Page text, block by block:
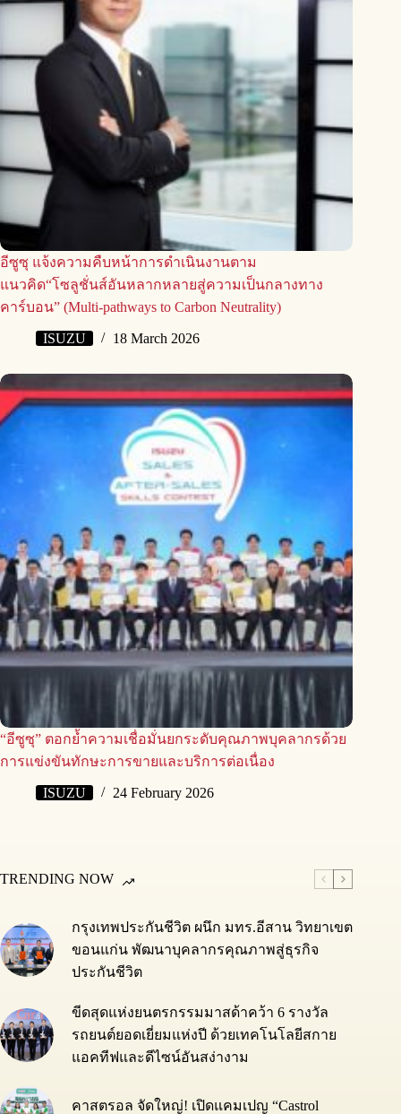
อีซูซุ แจ้งความคืบหน้าการดำเนินงานตาม
แนวคิด“โซลูชั่นส์อันหลากหลายสู่ความเป็นกลางทาง
คาร์บอน” (Multi-pathways to Carbon Neutrality)
ISUZU 18 March 2026
“อีซูซุ” ตอกย้ำความเชื่อมั่นยกระดับคุณภาพบุคลากรด้วย
การแข่งขันทักษะการขายและบริการต่อเนื่อง
ISUZU 24 February 2026
TRENDING NOW
กรุงเทพประกันชีวิต ผนึก มทร.อีสาน วิทยาเขต
ขอนแก่น พัฒนาบุคลากรคุณภาพสู่ธุรกิจ
ประกันชีวิต
ขีดสุดแห่งยนตรกรรมมาสด้าคว้า 6 รางวัล
รถยนต์ยอดเยี่ยมแห่งปี ด้วยเทคโนโลยีสกาย
แอคทีฟและดีไซน์อันสง่างาม
คาสตรอล จัดใหญ่! เปิดแคมเปญ “Castrol